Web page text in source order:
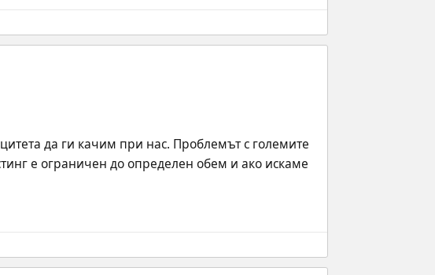
да ги качим при нас. Проблемът с големите
е ограничен до определен обем и ако искаме